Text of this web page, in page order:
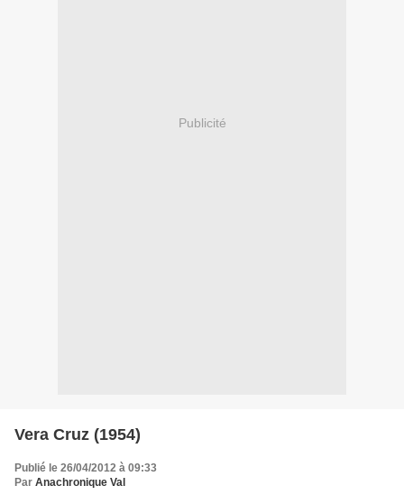
Publicité
Vera Cruz (1954)
Publié le 26/04/2012 à 09:33
Par Anachronique Val